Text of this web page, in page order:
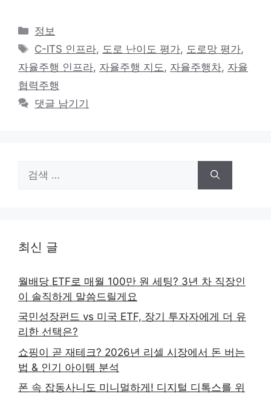
카
테
리
정보
태
그
C-ITS 인프라, 도로 난이도 평가, 도로망 평가,
자율주행 인프라, 자율주행 지도 , 자율주행차, 자율
협력주행
댓글 남기기
색:
최신 글
월배당 ETF로 매월 100만 원 세팅? 3년 차 직장인
이 솔직하게 말씀드릴게요
국민성장펀드 vs 미국 ETF, 장기 투자자에게 더 유
리한 선택은?
쇼핑이 곧 재테크? 2026년 리셀 시장에서 돈 버는
법 & 인기 아이템 분석
폰 속 잡동사니도 미니멀하게! 디지털 디톡스를 위